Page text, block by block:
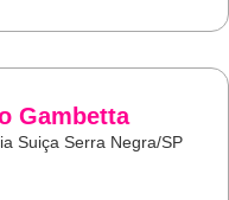
Gambetta
Suiça Serra Negra/SP